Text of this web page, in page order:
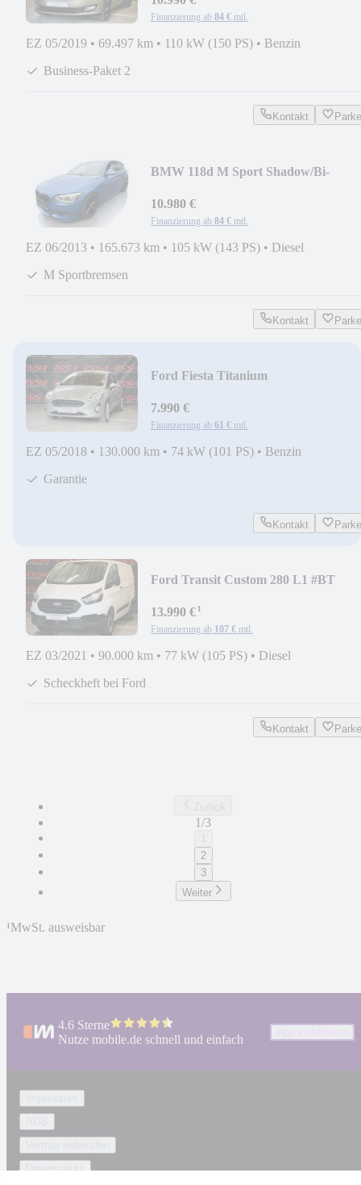
Finanzierung ab 84 € mtl.
EZ 05/2019 • 69.497 km • 110 kW (150 PS) • Benzin
Business-Paket 2
Kontakt
BMW 118d M Sport Shadow/Bi-
10.980 €
Finanzierung ab 84 € mtl.
EZ 06/2013 • 165.673 km • 105 kW (143 PS) • Diesel
M Sportbremsen
Kontakt
Ford Fiesta Titanium
7.990 €
Finanzierung ab 61 € mtl.
EZ 05/2018 • 130.000 km • 74 kW (101 PS) • Benzin
Garantie
Kontakt
Ford Transit Custom 280 L1 #BT
13.990 €¹
Finanzierung ab 107 € mtl.
EZ 03/2021 • 90.000 km • 77 kW (105 PS) • Diesel
Scheckheft bei Ford
Kontakt
1/3
2
3
Weiter
¹MwSt. ausweisbar
4.6 Sterne
Nutze mobile.de schnell und einfach
Datenschutz